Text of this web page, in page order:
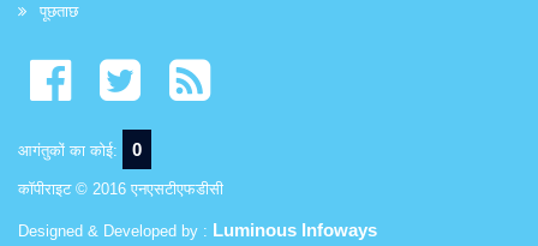
पूछताछ
आगंतुकों का कोई: 0
कॉपीराइट © 2016 एनएसटीएफडीसी
Designed & Developed by : Luminous Infoways